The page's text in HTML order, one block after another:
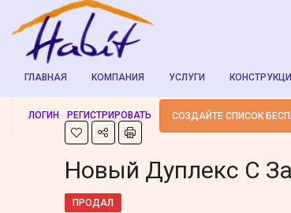
ГЛАВНАЯ KОМПАНИЯ УСЛУГИ
ЛОГИН РЕГИСТРИРОВАТЬ СОЗДАЙТЕ СПИСОК
Новый Дуплекс С
ПРОДАЛ